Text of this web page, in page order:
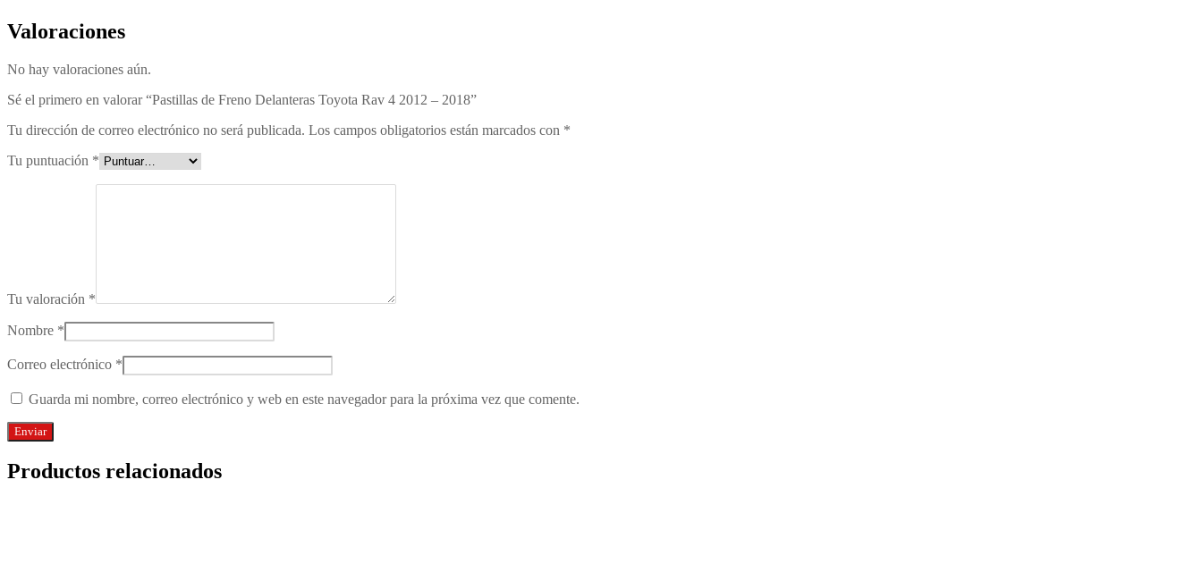
Valoraciones
No hay valoraciones aún.
Sé el primero en valorar “Pastillas de Freno Delanteras Toyota Rav 4 2012 – 2018”
Tu dirección de correo electrónico no será publicada. Los campos obligatorios están marcados con *
Tu puntuación *
Tu valoración *
Nombre *
Correo electrónico *
Guarda mi nombre, correo electrónico y web en este navegador para la próxima vez que comente.
Productos relacionados